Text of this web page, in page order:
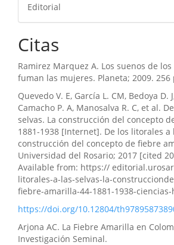
Editorial
Citas
Ramirez Marquez A. Los suenos de
fuman las mujeres. Planeta; 2009. 256
Quevedo V. E, García L. CM, Bedoya D.
Camacho P. A, Manosalva R. C, et al.
selvas. La construcción del concepto
1881-1938 [Internet]. De los litorales a
construcción del concepto de fiebre
Universidad del Rosario; 2017 [cited
Available from: https://
litorales-a-las-selvas-la-
fiebre-amarilla-44-1881-1938-
https://doi.org/10.12804/
Arjona AC. La Fiebre Amarilla en
Investigación Seminal.